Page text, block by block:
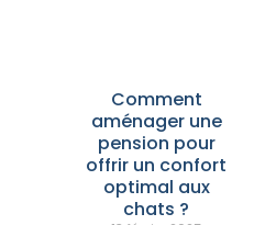
Comment
aménager une
pension pour
offrir un confort
optimal aux
chats ?